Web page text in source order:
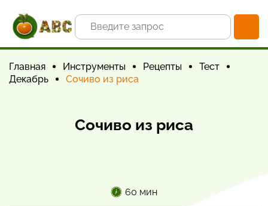
Главная Инструменты Рецепты
Тест
Декабрь
Сочиво из риса
Сочиво из риса
60 мин